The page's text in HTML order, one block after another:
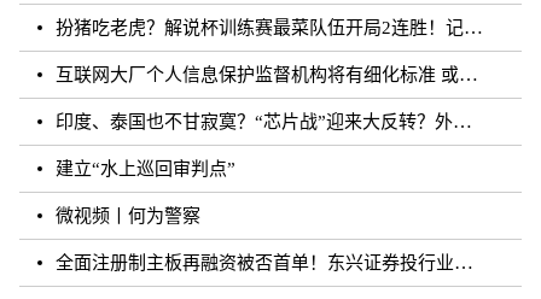
扮猪吃老虎？解说杯训练赛最菜队伍开局2连胜！记得躺枪
互联网大厂个人信息保护监督机构将有细化标准 或须六个月内完成组建
印度、泰国也不甘寂寞？“芯片战”迎来大反转？外媒：风云再起
建立“水上巡回审判点”
微视频丨何为警察
全面注册制主板再融资被否首单！东兴证券投行业务再遭打击